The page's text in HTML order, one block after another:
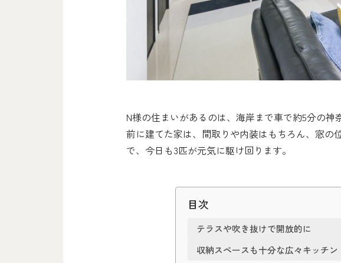
N様の住まいがあるのは、海岸まで車で約5分の
前に建てた家は、間取りや内装はもちろん、窓の
で、今日も3匹が元気に駆け回ります。
目次
テラスや吹き抜けで開放的に
収納スペースも十分な広々キッチン